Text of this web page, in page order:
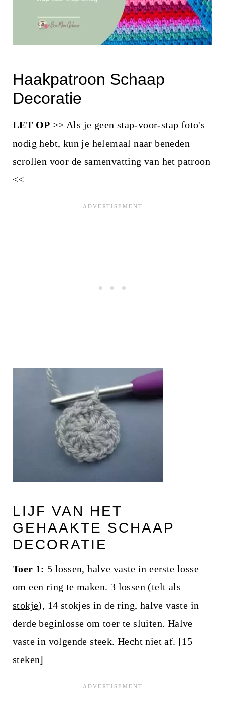
Haakpatroon Schaap
Decoratie
LET OP >> Als je geen stap-voor-stap foto's
nodig hebt, kun je helemaal naar beneden
scrollen voor de samenvatting van het patroon
<<
LIJF VAN HET
GEHAAKTE SCHAAP
DECORATIE
Toer 1: 5 lossen, halve vaste in eerste losse
om een ring te maken. 3 lossen (telt als
stokje), 14 stokjes in de ring, halve vaste in
derde beginlosse om toer te sluiten. Halve
vaste in volgende steek. Hecht niet af. [15
steken]